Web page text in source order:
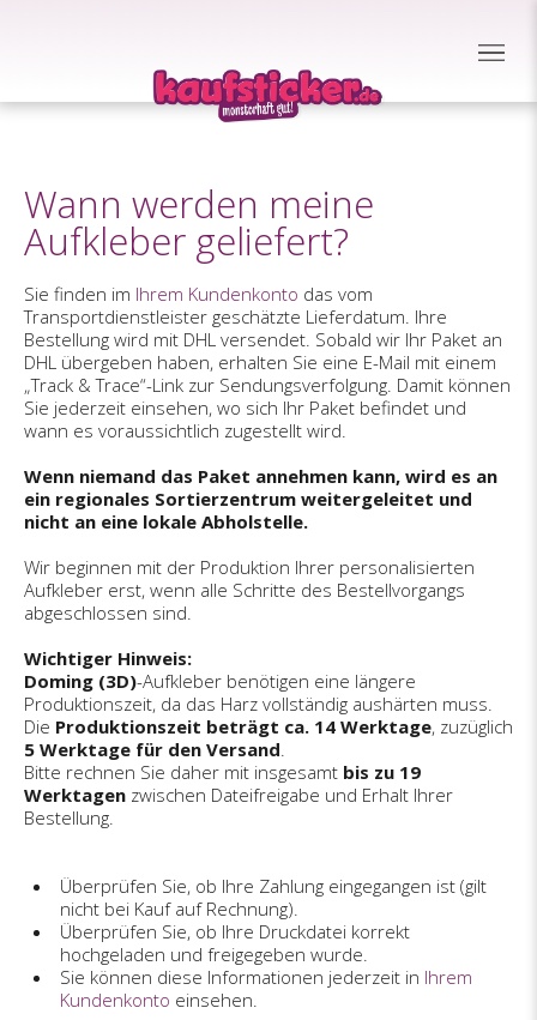
Wann werden meine
Aufkleber geliefert?
Sie finden im Ihrem Kundenkonto das vom
Transportdienstleister geschätzte Lieferdatum. Ihre
Bestellung wird mit DHL versendet. Sobald wir Ihr Paket an
DHL übergeben haben, erhalten Sie eine E-Mail mit einem
„Track & Trace“-Link zur Sendungsverfolgung. Damit können
Sie jederzeit einsehen, wo sich Ihr Paket befindet und
wann es voraussichtlich zugestellt wird.
Wenn niemand das Paket annehmen kann, wird es an
ein regionales Sortierzentrum weitergeleitet und
nicht an eine lokale Abholstelle.
Wir beginnen mit der Produktion Ihrer personalisierten
Aufkleber erst, wenn alle Schritte des Bestellvorgangs
abgeschlossen sind.
Wichtiger Hinweis:
Doming (3D)-Aufkleber benötigen eine längere
Produktionszeit, da das Harz vollständig aushärten muss.
Die Produktionszeit beträgt ca. 14 Werktage, zuzüglich
5 Werktage für den Versand.
Bitte rechnen Sie daher mit insgesamt bis zu 19
Werktagen zwischen Dateifreigabe und Erhalt Ihrer
Bestellung.
Überprüfen Sie, ob Ihre Zahlung eingegangen ist (gilt
nicht bei Kauf auf Rechnung).
Überprüfen Sie, ob Ihre Druckdatei korrekt
hochgeladen und freigegeben wurde.
Sie können diese Informationen jederzeit in Ihrem
Kundenkonto einsehen.